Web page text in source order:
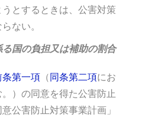
とするときは、公害対策
ない。
る国の負担又は補助の割合
条第一項 （同条第二項にお
）の同意を得た公害防止
公害防止対策事業計画」